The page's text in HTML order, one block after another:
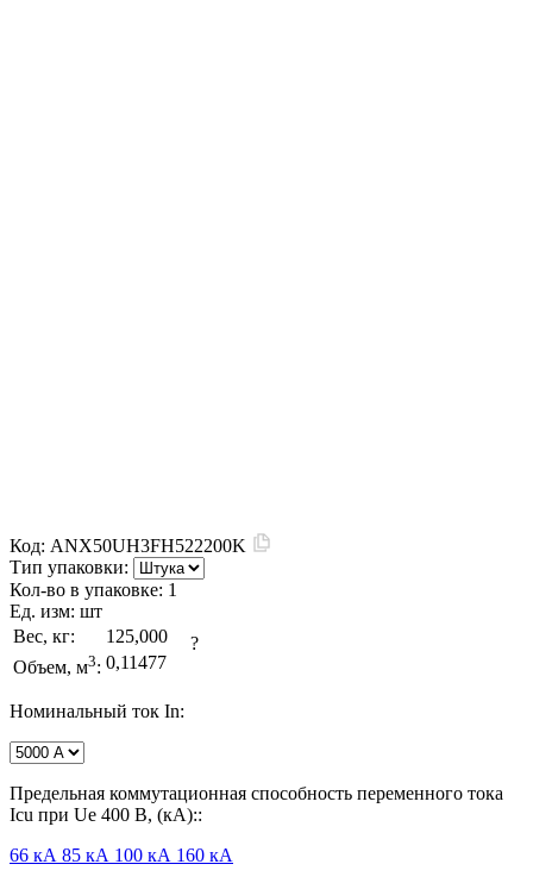
Код: ANX50UH3FH522200K
Тип упаковки:
Кол-во в упаковке: 1
Ед. изм: шт
Вес, кг:
125,000
Объем, м3: 0,11477
?
Номинальный ток In:
Предельная коммутационная способность переменного тока
Icu при Ue 400 В, (кА)::
66 кА 85 кА 100 кА 160 кА